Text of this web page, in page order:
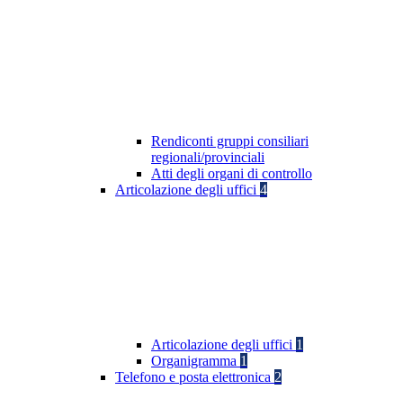
Rendiconti gruppi consiliari
regionali/provinciali
Atti degli organi di controllo
Articolazione degli uffici 4
Articolazione degli uffici 1
Organigramma 1
Telefono e posta elettronica 2